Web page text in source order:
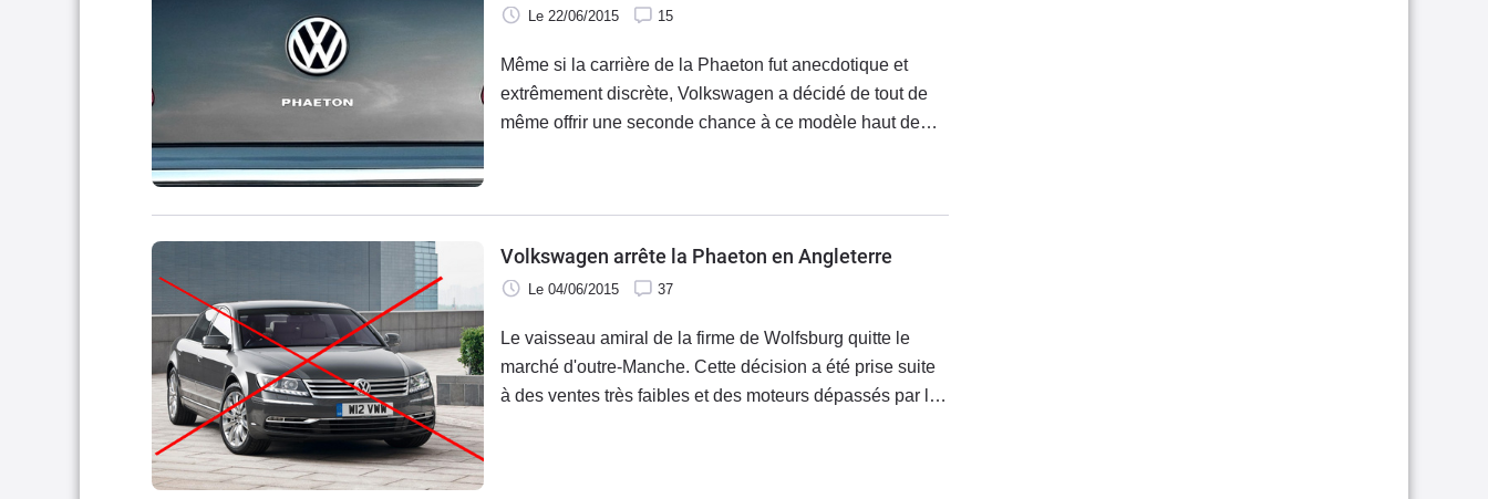
Le 22/06/2015 15
Même si la carrière de la Phaeton fut anecdotique et
extrêmement discrète, Volkswagen a décidé de tout de
même offrir une seconde chance à ce modèle haut de
Volkswagen arrête la Phaeton en Angleterre
Le 04/06/2015 37
Le vaisseau amiral de la firme de Wolfsburg quitte le
marché d'outre-Manche. Cette décision a été prise suite
à des ventes très faibles et des moteurs dépassés par les